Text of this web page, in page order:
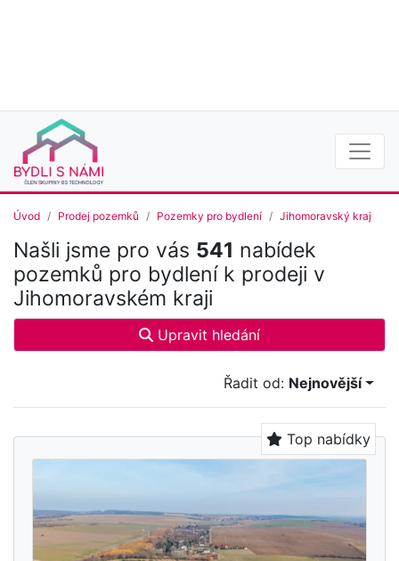
Úvod Prodej pozemků Pozemky pro bydlení Jihomoravský kraj
Našli jsme pro vás 541 nabídek
pozemků pro bydlení k prodeji v
Jihomoravském kraji
Upravit hledání
Řadit od: Nejnovější
Top nabídky